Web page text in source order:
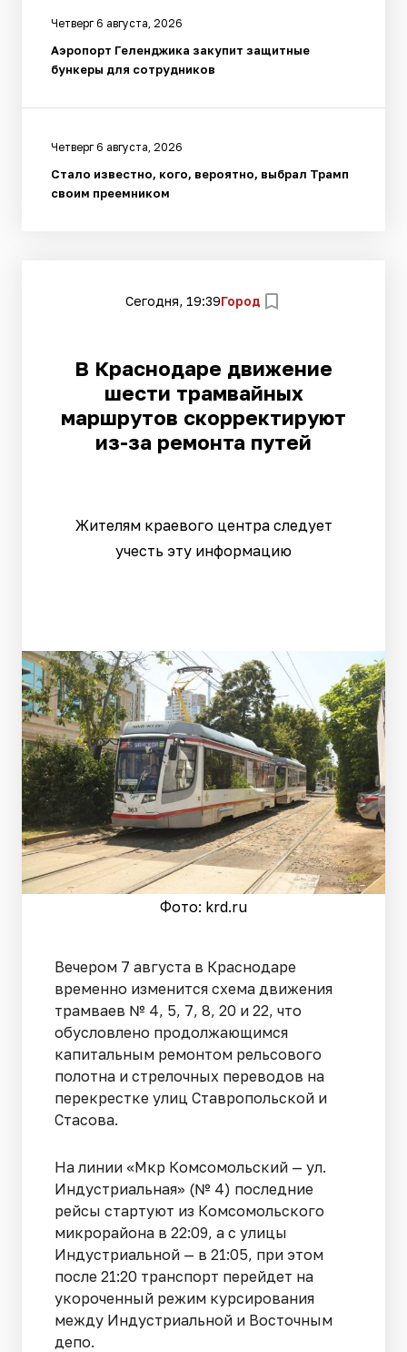
Четверг 6 августа, 2026
Аэропорт Геленджика закупит защитные
бункеры для сотрудников
Четверг 6 августа, 2026
Стало известно, кого, вероятно, выбрал Трамп
своим преемником
Сегодня, 19:39Город
В Краснодаре движение
шести трамвайных
маршрутов скорректируют
из-за ремонта путей
Жителям краевого центра следует
учесть эту информацию
Фото: krd.ru
Вечером 7 августа в Краснодаре
временно изменится схема движения
трамваев № 4, 5, 7, 8, 20 и 22, что
обусловлено продолжающимся
капитальным ремонтом рельсового
полотна и стрелочных переводов на
перекрестке улиц Ставропольской и
Стасова.
На линии «Мкр Комсомольский — ул.
Индустриальная» (№ 4) последние
рейсы стартуют из Комсомольского
микрорайона в 22:09, а с улицы
Индустриальной — в 21:05, при этом
после 21:20 транспорт перейдет на
укороченный режим курсирования
между Индустриальной и Восточным
депо.